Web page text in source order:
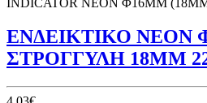
ΕΝΔΕΙΚΤΙΚΟ ΝΕΟΝ
ΣΤΡΟΓΓΥΛΗ 18ΜΜ